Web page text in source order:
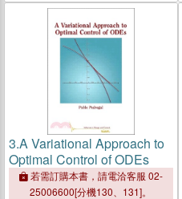
3.A Variational Approach to
Optimal Control of ODEs
若需訂購本書，請電洽客服 02-
25006600[分機130、131]。